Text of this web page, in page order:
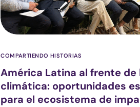
COMPARTIENDO HISTORIAS
América Latina al frente de
climática: oportunidades
para el ecosistema de